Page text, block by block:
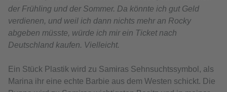
der Frühling und der Sommer. Da könnte ich gut Geld
verdienen, und weil ich dann nichts mehr an Rocky
abgeben müsste, würde ich mir ein Ticket nach
Deutschland kaufen. Vielleicht.
Ein Stück Plastik wird zu Samiras Sehnsuchtssymbol, als
Marina ihr eine echte Barbie aus dem Westen schickt. Die